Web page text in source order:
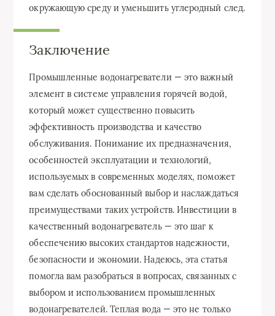
окружающую среду и уменьшить углеродный след.
Заключение
Промышленные водонагреватели — это важный
элемент в системе управления горячей водой,
который может существенно повысить
эффективность производства и качество
обслуживания. Понимание их предназначения,
особенностей эксплуатации и технологий,
используемых в современных моделях, поможет
вам сделать обоснованный выбор и наслаждаться
преимуществами таких устройств. Инвестиции в
качественный водонагреватель — это шаг к
обеспечению высоких стандартов надежности,
безопасности и экономии. Надеюсь, эта статья
помогла вам разобраться в вопросах, связанных с
выбором и использованием промышленных
водонагревателей. Теплая вода — это не только